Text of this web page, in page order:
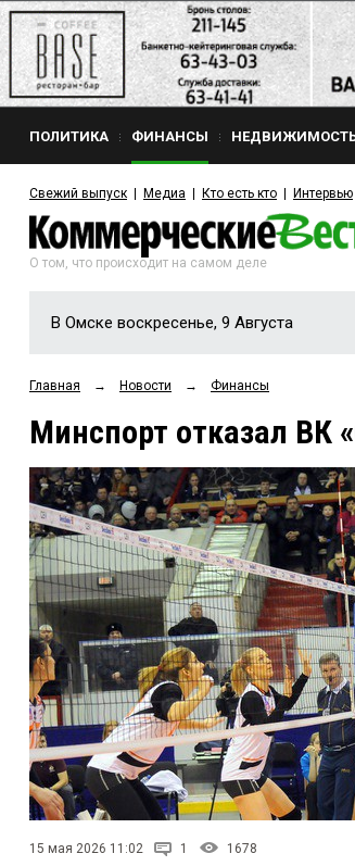
ПОЛИТИКА ФИНАНСЫ
Свежий выпуск Медиа Кто есть кто Интервью
О том, что происходит на самом деле
В Омске воскресенье, 9 Августа
Главная → Новости → Финансы
Минспорт отказал ВК
15 мая 2026 11:02 1 1678